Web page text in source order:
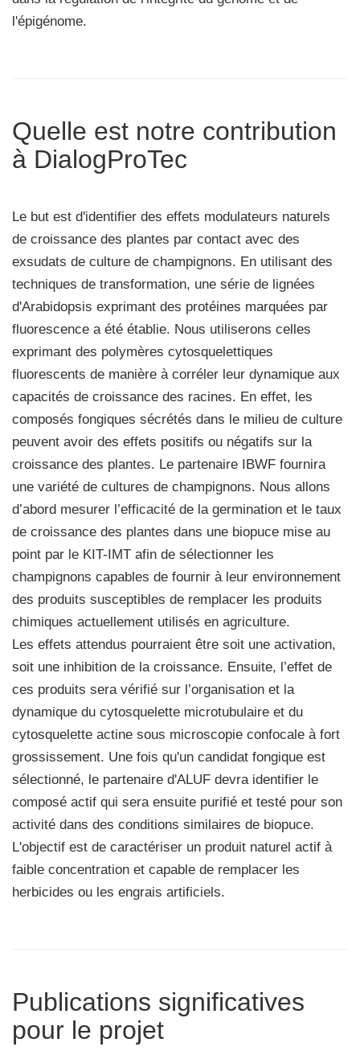
l'épigénome.
Quelle est notre contribution
à DialogProTec
Le but est d'identifier des effets modulateurs naturels
de croissance des plantes par contact avec des
exsudats de culture de champignons. En utilisant des
techniques de transformation, une série de lignées
d'Arabidopsis exprimant des protéines marquées par
fluorescence a été établie. Nous utiliserons celles
exprimant des polymères cytosquelettiques
fluorescents de manière à corréler leur dynamique aux
capacités de croissance des racines. En effet, les
composés fongiques sécrétés dans le milieu de culture
peuvent avoir des effets positifs ou négatifs sur la
croissance des plantes. Le partenaire IBWF fournira
une variété de cultures de champignons. Nous allons
d’abord mesurer l’efficacité de la germination et le taux
de croissance des plantes dans une biopuce mise au
point par le KIT-IMT afin de sélectionner les
champignons capables de fournir à leur environnement
des produits susceptibles de remplacer les produits
chimiques actuellement utilisés en agriculture.
Les effets attendus pourraient être soit une activation,
soit une inhibition de la croissance. Ensuite, l’effet de
ces produits sera vérifié sur l’organisation et la
dynamique du cytosquelette microtubulaire et du
cytosquelette actine sous microscopie confocale à fort
grossissement. Une fois qu'un candidat fongique est
sélectionné, le partenaire d'ALUF devra identifier le
composé actif qui sera ensuite purifié et testé pour son
activité dans des conditions similaires de biopuce.
L'objectif est de caractériser un produit naturel actif à
faible concentration et capable de remplacer les
herbicides ou les engrais artificiels.
Publications significatives
pour le projet